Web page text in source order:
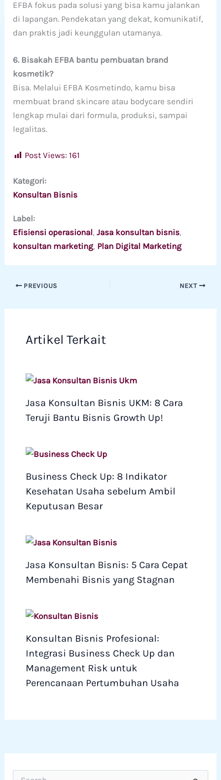
EFBA fokus pada solusi yang bisa kamu jalankan
di lapangan. Pendekatan yang dekat, komunikatif,
dan praktis jadi keunggulan utamanya.
6. Bisakah EFBA bantu pembuatan brand
kosmetik?
Bisa. Melalui EFBA Kosmetindo, kamu bisa
membuat brand skincare atau bodycare sendiri
lengkap mulai dari formula, produksi, sampai
legalitas.
Post Views: 161
Kategori:
Konsultan Bisnis
Label:
Efisiensi operasional, Jasa konsultan bisnis
konsultan marketing, Plan Digital Marketing
PREVIOUS NEXT
Artikel Terkait
Jasa Konsultan Bisnis UKM: 8 Cara
Teruji Bantu Bisnis Growth Up!
Business Check Up: 8 Indikator
Kesehatan Usaha sebelum Ambil
Keputusan Besar
Jasa Konsultan Bisnis: 5 Cara Cepat
Membenahi Bisnis yang Stagnan
Konsultan Bisnis Profesional:
Integrasi Business Check Up dan
Management Risk untuk
Perencanaan Pertumbuhan Usaha